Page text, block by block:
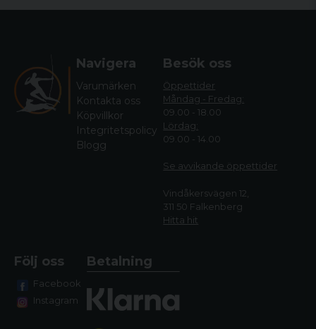
Navigera
Varumärken
Kontakta oss
Köpvillkor
Integritetspolicy
Blogg
Besök oss
Öppettider
Måndag - Fredag:
09.00 - 18.00
Lördag:
09.00 - 14.00
Se avvikande öppettider
Vindåkersvägen 12,
311 50 Falkenberg
Hitta hit
Följ oss
Facebook
Instagram
Betalning